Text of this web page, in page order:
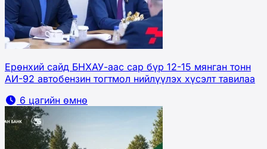
Ерөнхий сайд БНХАУ-аас сар бүр 12-15 мянган тонн
АИ-92 автобензин тогтмол нийлүүлэх хүсэлт тавилаа
6 цагийн өмнө